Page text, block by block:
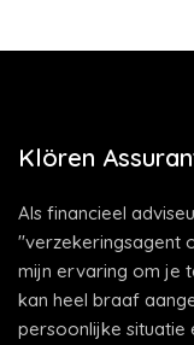
Klören
Als financieel
"verzekeringsagent
mijn ervaring om je
kan heel braaf
persoonlijke situatie